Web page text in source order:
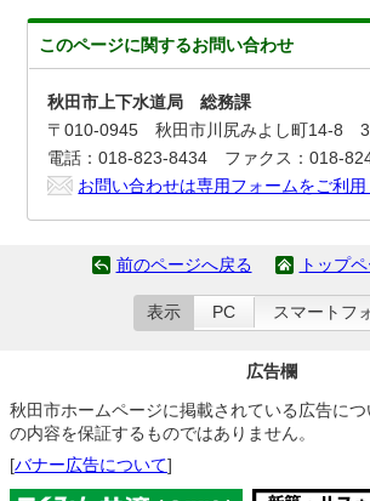
このページに関するお問い合わせ
秋田市上下水道局 総務課
〒010-0945 秋田市川尻みよし町14-8
電話：018-823-8434 ファクス：018-
お問い合わせは専用フォームをご利用
前のページへ戻る トップ
表示 PC スマートフ
広告欄
秋田市ホームページに掲載されている広告に
の内容を保証するものではありません。
[バナー広告について]